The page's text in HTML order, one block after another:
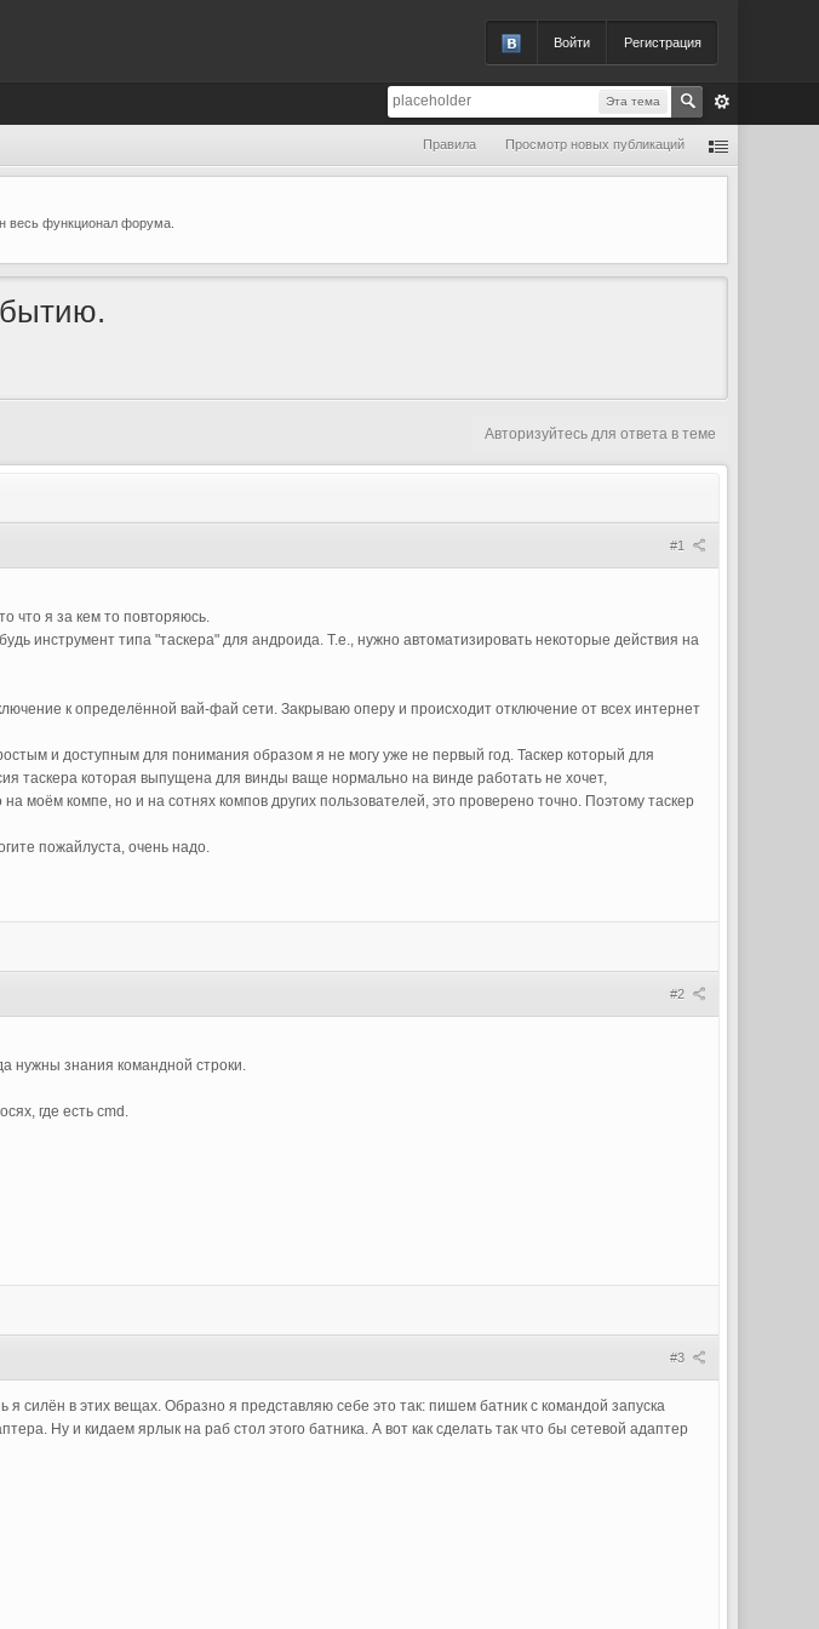
Войти Регистрация
Эта тема
Правила Просмотр новых публикаций
весь функционал форума.
Авторизуйтесь для ответа в теме
#1
что я за кем то повторяюсь.
инструмент типа "таскера" для андроида. Т.е., нужно автоматизировать некоторые действия на
к определённой вай-фай сети. Закрываю оперу и происходит отключение от всех интернет
и доступным для понимания образом я не могу уже не первый год. Таскер который для
таскера которая выпущена для винды ваще нормально на винде работать не хочет,
моём компе, но и на сотнях компов других пользователей, это проверено точно. Поэтому таскер
пожайлуста, очень надо.
#2
нужны знания командной строки.
где есть cmd.
#3
я силён в этих вещах. Образно я представляю себе это так: пишем батник с командой запуска
Ну и кидаем ярлык на раб стол этого батника. А вот как сделать так что бы сетевой адаптер